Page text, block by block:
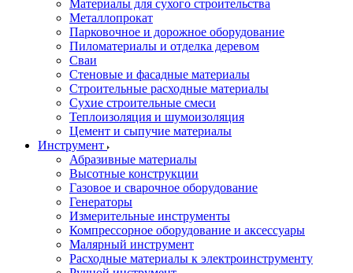
Материалы для сухого строительства
Металлопрокат
Парковочное и дорожное оборудование
Пиломатериалы и отделка деревом
Сваи
Стеновые и фасадные материалы
Строительные расходные материалы
Сухие строительные смеси
Теплоизоляция и шумоизоляция
Цемент и сыпучие материалы
Инструмент
Абразивные материалы
Высотные конструкции
Газовое и сварочное оборудование
Генераторы
Измерительные инструменты
Компрессорное оборудование и аксессуары
Малярный инструмент
Расходные материалы к электроинструменту